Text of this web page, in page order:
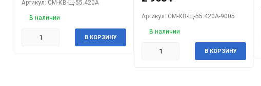
Артикул: CM-КВ-Щ-55.420А
В наличии
В КОРЗИНУ
Артикул: CM-КВ-Щ-55.420А-9005
В наличии
В КОРЗИНУ